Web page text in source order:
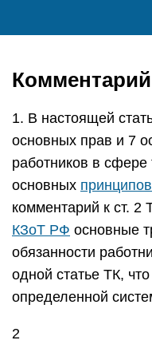
1. В настоящей
основных прав и 7
работников в
основных
комментарий к ст. 2
КЗоТ РФ основные
обязанности
одной статье ТК,
определенной
2